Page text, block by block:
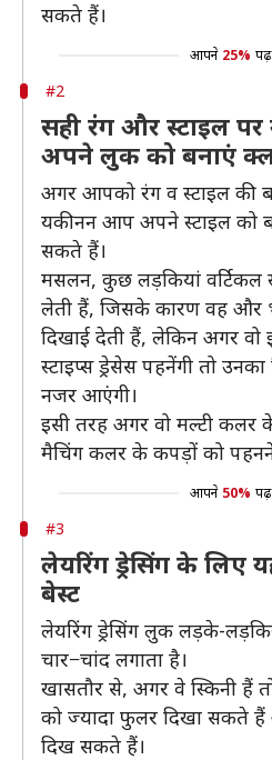
सकते हैं।
आपने 25% पढ़
#2
सही रंग और स्टाइल पर
अपने लुक को बनाएं
अगर आपको रंग व स्टाइल की
यकीनन आप अपने स्टाइल को
सकते हैं।
मसलन, कुछ लड़कियां वर्टिकल
लेती हैं, जिसके कारण वह और
दिखाई देती हैं, लेकिन अगर वो
स्टाइप्स ड्रेसेस पहनेंगी तो
नजर आएंगी।
इसी तरह अगर वो मल्टी
मैचिंग कलर के कपड़ों को
आपने 50% पढ़
#3
लेयरिंग ड्रेसिंग के लिए
बेस्ट
लेयरिंग ड्रेसिंग लुक लड़के-
चार−चांद लगाता है।
खासतौर से, अगर वे स्किनी हैं
को ज्यादा फुलर दिखा सकते हैं
दिख सकते हैं।